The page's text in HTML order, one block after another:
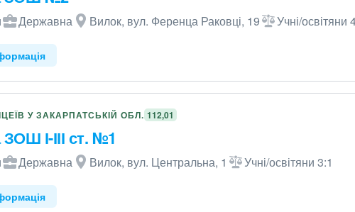
Державна Вилок, вул. Ференца Раковці, 19 Учні/освітяни
У ЗАКАРПАТСЬКІЙ ОБЛ. 112,01
І-ІІІ ст. №1
Державна Вилок, вул. Центральна, 1 Учні/освітяни 3:1